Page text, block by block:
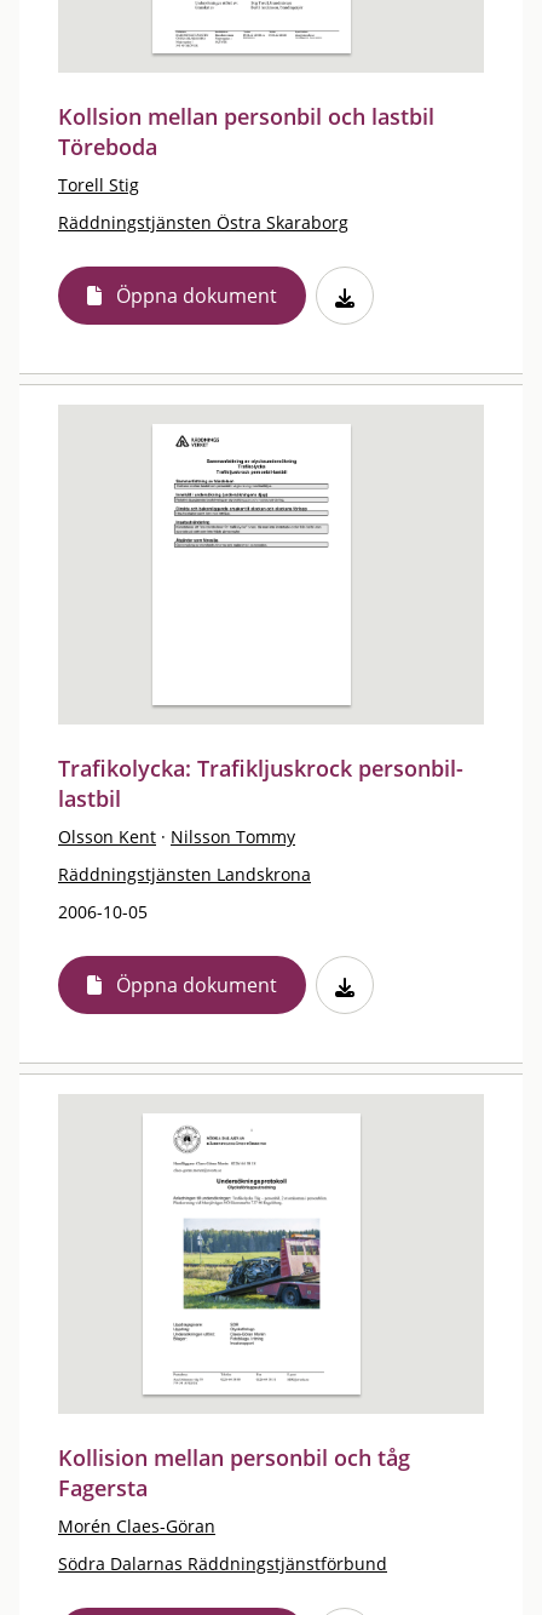
Kollsion mellan personbil och lastbil
Töreboda
Torell Stig
Räddningstjänsten Östra Skaraborg
Öppna dokument
Trafikolycka: Trafikljuskrock personbil-
lastbil
Olsson Kent · Nilsson Tommy
Räddningstjänsten Landskrona
2006-10-05
Öppna dokument
Kollision mellan personbil och tåg
Fagersta
Morén Claes-Göran
Södra Dalarnas Räddningstjänstförbund